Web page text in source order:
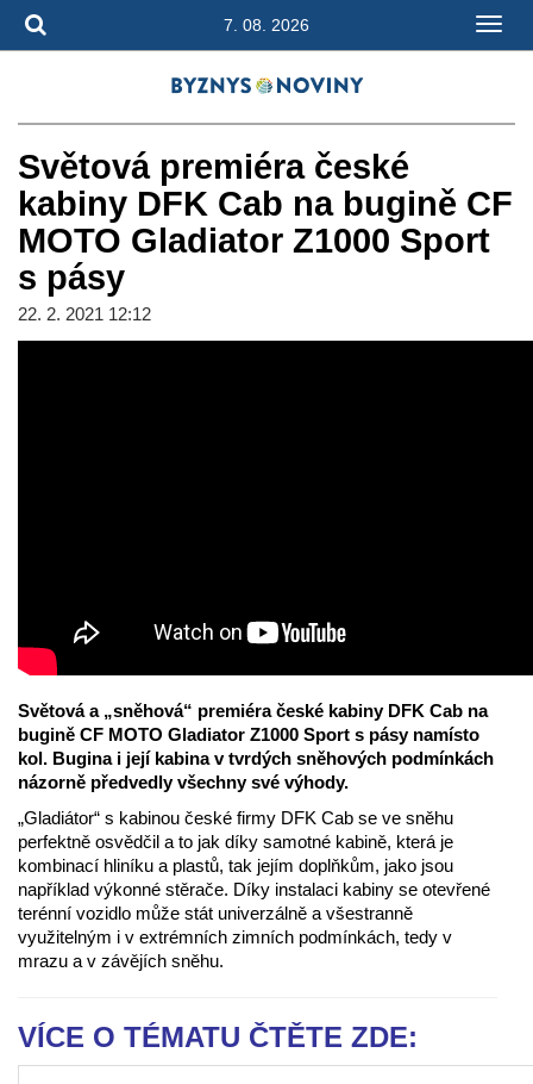
7. 08. 2026
Světová premiéra české
kabiny DFK Cab na bugině CF
MOTO Gladiator Z1000 Sport
s pásy
22. 2. 2021 12:12
Světová a „sněhová“ premiéra české kabiny DFK Cab na
bugině CF MOTO Gladiator Z1000 Sport s pásy namísto
kol. Bugina i její kabina v tvrdých sněhových podmínkách
názorně předvedly všechny své výhody.
„Gladiátor“ s kabinou české firmy DFK Cab se ve sněhu
perfektně osvědčil a to jak díky samotné kabině, která je
kombinací hliníku a plastů, tak jejím doplňkům, jako jsou
například výkonné stěrače. Díky instalaci kabiny se otevřené
terénní vozidlo může stát univerzálně a všestranně
využitelným i v extrémních zimních podmínkách, tedy v
mrazu a v závějích sněhu.
VÍCE O TÉMATU ČTĚTE ZDE: